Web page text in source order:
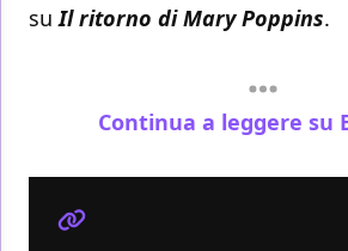
suIl ritorno di Mary Poppins.
Continua a leggere su